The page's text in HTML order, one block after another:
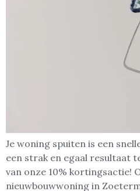
Je woning spuiten is een
een strak en egaal resultaat
van onze 10% kortingsactie!
nieuwbouwwoning in